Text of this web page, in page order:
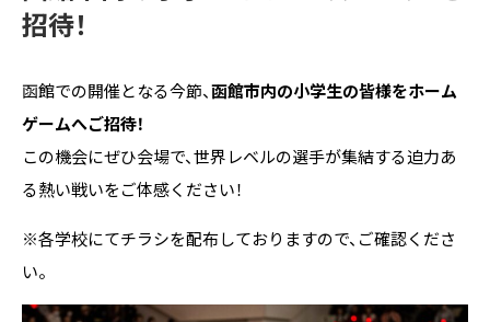
招待！
函館での開催となる今節、函館市内の小学生の皆様をホーム
ゲームへご招待！
この機会にぜひ会場で、世界レベルの選手が集結する迫力あ
る熱い戦いをご体感ください！
※各学校にてチラシを配布しておりますので、ご確認くださ
い。